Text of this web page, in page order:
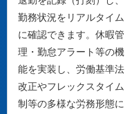
勤務状況をリアルタイム
に確認できます。休暇管
理・勤怠アラート等の機
能を実装し、労働基準法
改正やフレックスタイム
制等の多様な労務形態に